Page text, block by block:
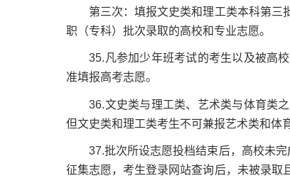
第三次：填报文史类和理工类本科第三
职（专科）批次录取的高校和专业志愿。
35.凡参加少年班考试的考生以及被高校
准填报高考志愿。
36.文史类与理工类、艺术类与体育类之
但文史类和理工类考生不可兼报艺术类和体
37.批次所设志愿投档结束后，高校未完
征集志愿，考生登录网站查询后，未被录取